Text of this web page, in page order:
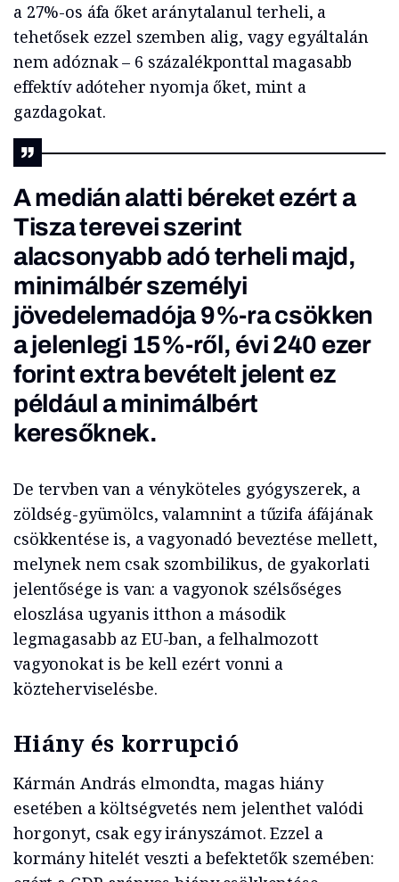
a 27%-os áfa őket aránytalanul terheli, a
tehetősek ezzel szemben alig, vagy egyáltalán
nem adóznak – 6 százalékponttal magasabb
effektív adóteher nyomja őket, mint a
gazdagokat.
A medián alatti béreket ezért a
Tisza terevei szerint
alacsonyabb adó terheli majd,
minimálbér személyi
jövedelemadója 9%-ra csökken
a jelenlegi 15%-ről, évi 240 ezer
forint extra bevételt jelent ez
például a minimálbért
keresőknek.
De tervben van a vényköteles gyógyszerek, a
zöldség-gyümölcs, valamnint a tűzifa áfájának
csökkentése is, a vagyonadó beveztése mellett,
melynek nem csak szombilikus, de gyakorlati
jelentősége is van: a vagyonok szélsőséges
eloszlása ugyanis itthon a második
legmagasabb az EU-ban, a felhalmozott
vagyonokat is be kell ezért vonni a
közteherviselésbe.
Hiány és korrupció
Kármán András elmondta, magas hiány
esetében a költségvetés nem jelenthet valódi
horgonyt, csak egy irányszámot. Ezzel a
kormány hitelét veszti a befektetők szemében: